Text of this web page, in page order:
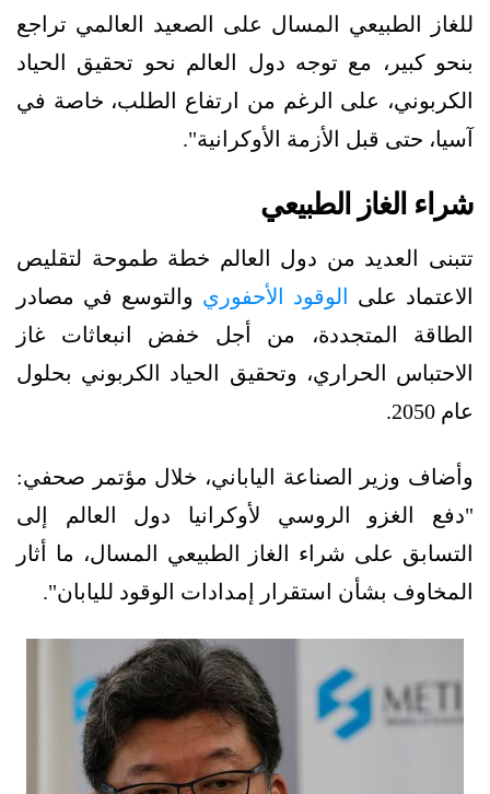
للغاز الطبيعي المسال على الصعيد العالمي تراجع
بنحو كبير، مع توجه دول العالم نحو تحقيق الحياد
الكربوني، على الرغم من ارتفاع الطلب، خاصة في
آسيا، حتى قبل الأزمة الأوكرانية".
شراء الغاز الطبيعي
تتبنى العديد من دول العالم خطة طموحة لتقليص
الاعتماد على
الوقود الأحفوري والتوسع في مصادر
الطاقة المتجددة، من أجل خفض انبعاثات غاز
الاحتباس الحراري، وتحقيق الحياد الكربوني بحلول
عام 2050.
وأضاف وزير الصناعة الياباني، خلال مؤتمر صحفي:
"دفع الغزو الروسي لأوكرانيا دول العالم إلى
التسابق على شراء الغاز الطبيعي المسال، ما أثار
المخاوف بشأن استقرار إمدادات الوقود لليابان".